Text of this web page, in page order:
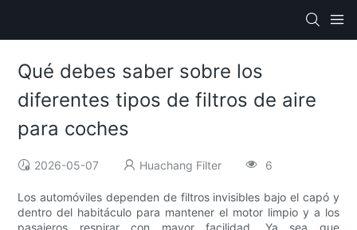
Qué debes saber sobre los
diferentes tipos de filtros de aire
para coches
2026-05-07 Huachang Filter 6
Los automóviles dependen de filtros invisibles bajo el capó y
dentro del habitáculo para mantener el motor limpio y a los